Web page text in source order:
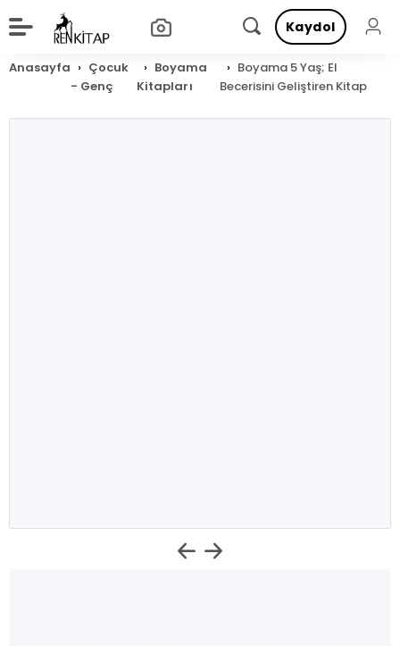
Kaydol
Anasayfa
Çocuk
- Genç
Boyama
Kitapları
Boyama 5 Yaş; El
Becerisini Geliştiren Kitap